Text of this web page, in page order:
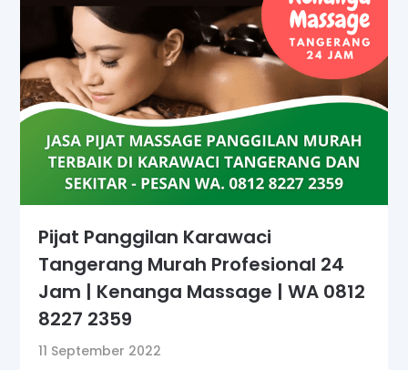
Pijat Panggilan Karawaci
Tangerang Murah Profesional 24
Jam | Kenanga Massage | WA 0812
8227 2359
11 September 2022